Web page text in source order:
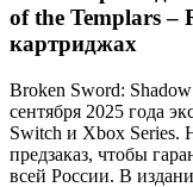
of the Templars –
картриджах
Broken Sword:
сентября 2025 года
Switch и Xbox Series.
предзаказ, чтобы
всей России. В